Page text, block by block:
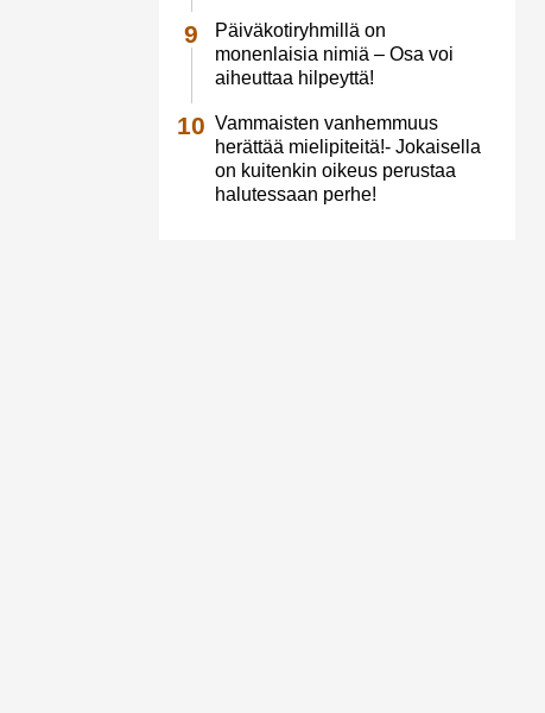
Päiväkotiryhmillä on
monenlaisia nimiä – Osa voi
aiheuttaa hilpeyttä!
Vammaisten vanhemmuus
herättää mielipiteitä!- Jokaisella
on kuitenkin oikeus perustaa
halutessaan perhe!